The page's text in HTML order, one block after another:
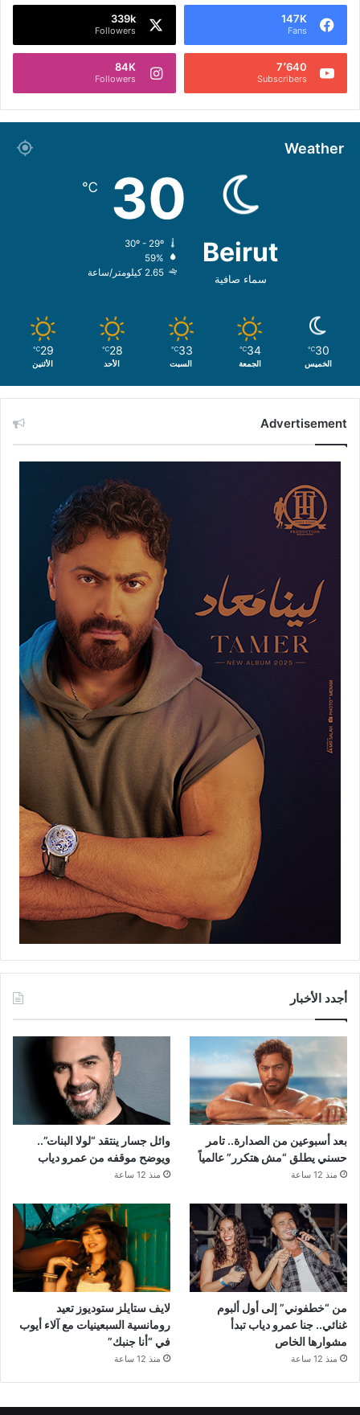
147K
Fans
339k
Followers
7٬640
Subscribers
84K
Followers
Weather
Beirut
سماء صافية
30
℃
59%
2.65 كيلومتر/ساعة
30
℃
الخميس
34
℃
الجمعة
33
℃
السبت
28
℃
الأحد
29
℃
الأثنين
Advertisement
أجدد الأخبار
بعد أسبوعين من الصدارة.. تامر
حسني يطلق “مش هتكرر” عالمياً
منذ 12 ساعة
وائل جسار ينتقد “لولا البنات”..
ويوضح موقفه من عمرو دياب
منذ 12 ساعة
من “خطفوني” إلى أول ألبوم
غنائي.. جنا عمرو دياب تبدأ
مشوارها الخاص
منذ 12 ساعة
لايف ستايلز ستوديوز تعيد
رومانسية السبعينيات مع آلاء أيوب
في “أنا جنبك”
منذ 12 ساعة